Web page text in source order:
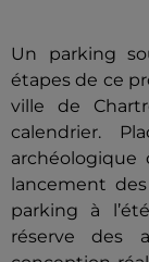
Un parking
étapes de ce
ville de
calendrier.
lancement
parking à
réserve des